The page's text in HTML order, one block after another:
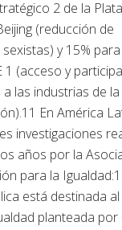
2 de la
(reducción de
y 15%
1 (acceso y
las industrias de la
En América
investigaciones
años por la
para la
está destinada
planteada por